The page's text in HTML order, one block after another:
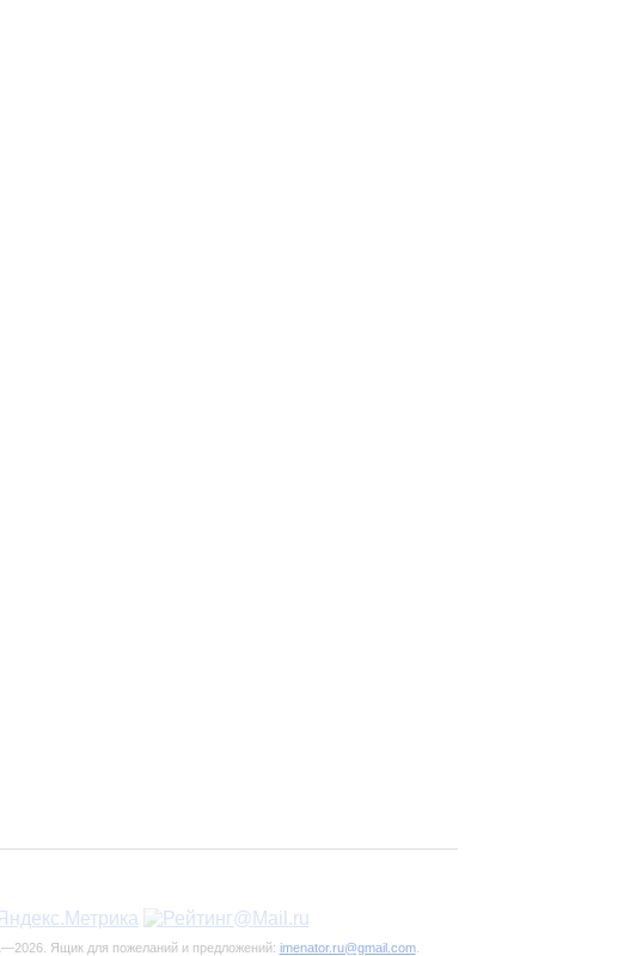
Ящик для пожеланий и предложений: imenator.ru@gmail.com.